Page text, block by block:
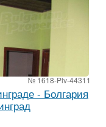
№ 1618-Plv-44311
- Болгария